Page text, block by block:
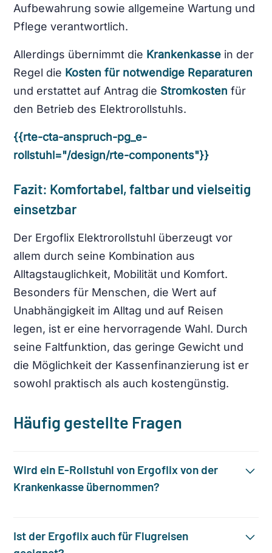
Aufbewahrung sowie allgemeine Wartung und
Pflege verantwortlich.
Allerdings übernimmt die Krankenkasse in der
Regel die Kosten für notwendige Reparaturen
und erstattet auf Antrag die Stromkostenfür
den Betrieb des Elektrorollstuhls.
{{rte-cta-anspruch-pg_e-
rollstuhl="/design/rte-components"}}
Fazit: Komfortabel, faltbar und vielseitig
einsetzbar
Der Ergoflix Elektrorollstuhl überzeugt vor
allem durch seine Kombination aus
Alltagstauglichkeit, Mobilität und Komfort.
Besonders für Menschen, die Wert auf
Unabhängigkeit im Alltag und auf Reisen
legen, ist er eine hervorragende Wahl. Durch
seine Faltfunktion, das geringe Gewicht und
die Möglichkeit der Kassenfinanzierung ist er
sowohl praktisch als auch kostengünstig.
Häufig gestellte Fragen
Wird ein E-Rollstuhl von Ergoflix von der
Krankenkasse übernommen?
Ist der Ergoflix auch für Flugreisen